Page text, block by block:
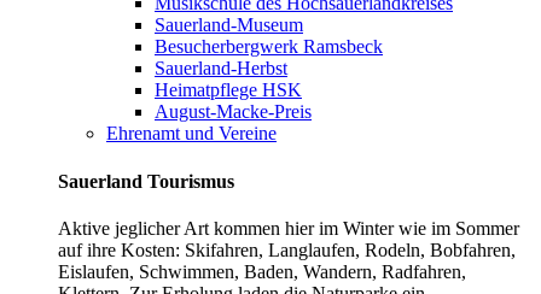
Sauerland-Museum
Besucherbergwerk Ramsbeck
Sauerland-Herbst
Heimatpflege HSK
August-Macke-Preis
Ehrenamt und Vereine
Sauerland Tourismus
Aktive jeglicher Art kommen hier im Winter wie im Sommer
auf ihre Kosten: Skifahren, Langlaufen, Rodeln, Bobfahren,
Eislaufen, Schwimmen, Baden, Wandern, Radfahren,